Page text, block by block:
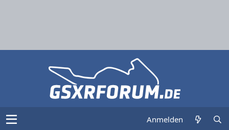
Anmelden